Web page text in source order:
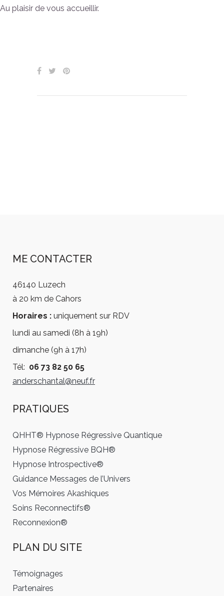
Au plaisir de vous accueillir.
ME CONTACTER
46140 Luzech
à 20 km de Cahors
Horaires : uniquement sur RDV
lundi au samedi (8h à 19h)
dimanche (9h à 17h)
Tél: 06 73 82 50 65
anderschantal@neuf.fr
PRATIQUES
QHHT® Hypnose Régressive Quantique
Hypnose Régressive BQH®
Hypnose Introspective®
Guidance Messages de l’Univers
Vos Mémoires Akashiques
Soins Reconnectifs®
Reconnexion®
PLAN DU SITE
Témoignages
Partenaires